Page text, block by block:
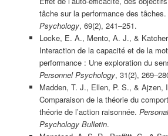
tâche sur la performance des tâches.
Psychology, 69(2), 241–251.
Locke, E. A., Mento, A. J., &
Interaction de la capacité et de la
performance : Une exploration du
Personnel Psychology, 31(2),
Madden, T. J., Ellen, P. S., & Ajzen,
Comparaison de la théorie du
théorie de l’action raisonnée.
Psychology Bulletin.